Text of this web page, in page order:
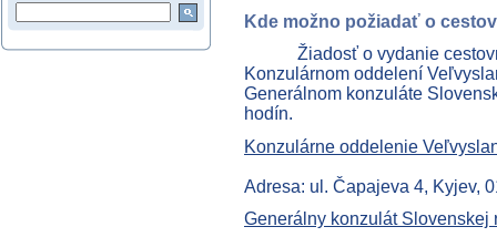
Kde možno požiadať o
Žiadosť o vydanie
Konzulárnom oddelení
Generálnom konzuláte
hodín.
Konzulárne oddelenie
Adresa: ul. Čapajeva 4, Kyjev,
Generálny konzulát